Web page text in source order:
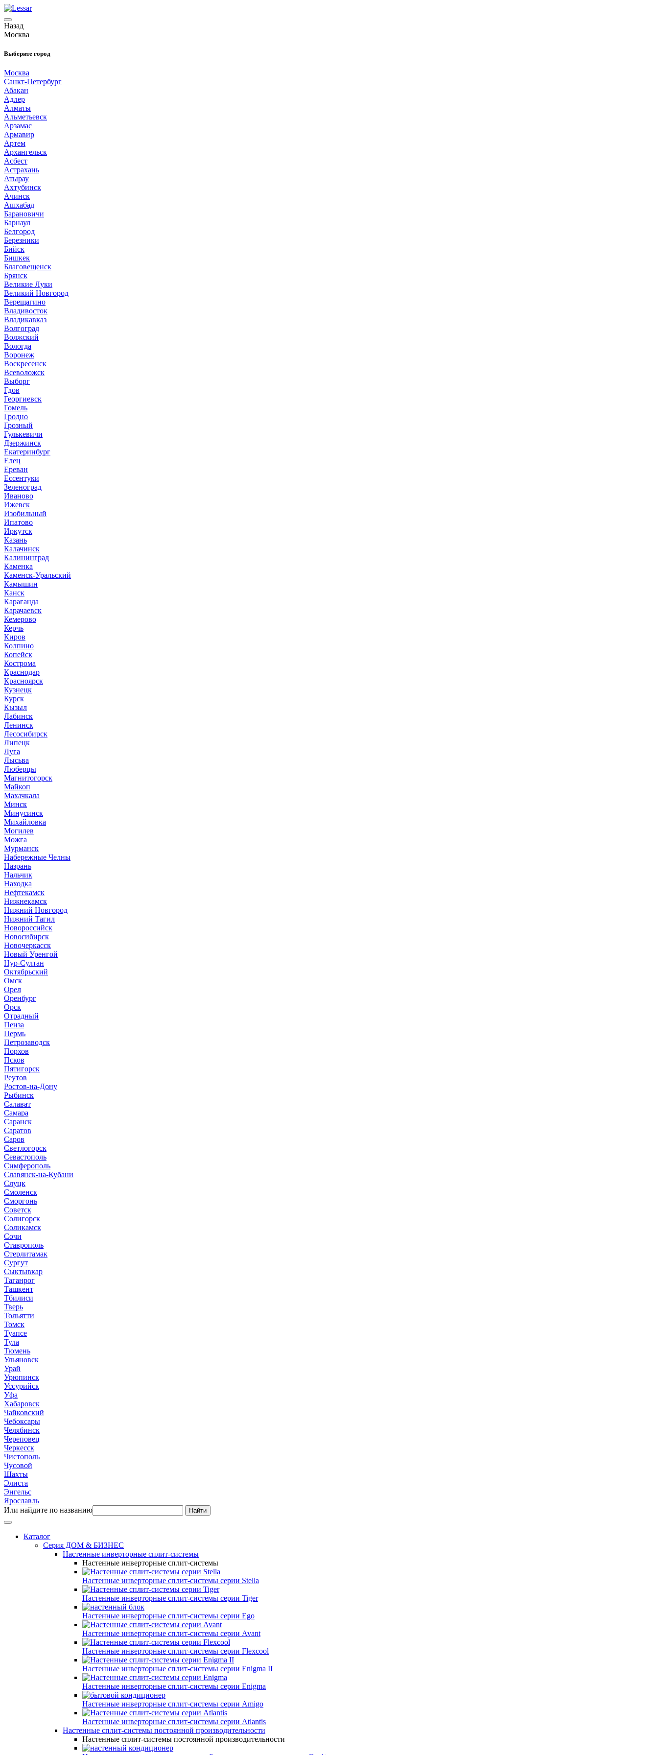
Назад
Москва
Выберите город
Москва
Санкт-Петербург
Абакан
Адлер
Алматы
Альметьевск
Арзамас
Армавир
Артем
Архангельск
Асбест
Астрахань
Атырау
Ахтубинск
Ачинск
Ашхабад
Барановичи
Барнаул
Белгород
Березники
Бийск
Бишкек
Благовещенск
Брянск
Великие Луки
Великий Новгород
Верещагино
Владивосток
Владикавказ
Волгоград
Волжский
Вологда
Воронеж
Воскресенск
Всеволожск
Выборг
Гдов
Георгиевск
Гомель
Гродно
Грозный
Гулькевичи
Дзержинск
Екатеринбург
Елец
Ереван
Ессентуки
Зеленоград
Иваново
Ижевск
Изобильный
Ипатово
Иркутск
Казань
Калачинск
Калининград
Каменка
Каменск-Уральский
Камышин
Канск
Караганда
Карачаевск
Кемерово
Керчь
Киров
Колпино
Копейск
Кострома
Краснодар
Красноярск
Кузнецк
Курск
Кызыл
Лабинск
Ленинск
Лесосибирск
Липецк
Луга
Лысьва
Люберцы
Магнитогорск
Майкоп
Махачкала
Минск
Минусинск
Михайловка
Могилев
Можга
Мурманск
Набережные Челны
Назрань
Нальчик
Находка
Нефтекамск
Нижнекамск
Нижний Новгород
Нижний Тагил
Новороссийск
Новосибирск
Новочеркасск
Новый Уренгой
Нур-Султан
Октябрьский
Омск
Орел
Оренбург
Орск
Отрадный
Пенза
Пермь
Петрозаводск
Порхов
Псков
Пятигорск
Реутов
Ростов-на-Дону
Рыбинск
Салават
Самара
Саранск
Саратов
Саров
Светлогорск
Севастополь
Симферополь
Славянск-на-Кубани
Слуцк
Смоленск
Сморгонь
Советск
Солигорск
Соликамск
Сочи
Ставрополь
Стерлитамак
Сургут
Сыктывкар
Таганрог
Ташкент
Тбилиси
Тверь
Тольятти
Томск
Туапсе
Тула
Тюмень
Ульяновск
Урай
Урюпинск
Уссурийск
Уфа
Хабаровск
Чайковский
Чебоксары
Челябинск
Череповец
Черкесск
Чистополь
Чусовой
Шахты
Элиста
Энгельс
Ярославль
Или найдите по названию
Каталог
Серия ДОМ & БИЗНЕС
Настенные инверторные сплит-системы
Настенные инверторные сплит-системы
Настенные инверторные сплит-системы серии Stella
Настенные инверторные сплит-системы серии Tiger
Настенные инверторные сплит-системы серии Ego
Настенные инверторные сплит-системы серии Avant
Настенные инверторные сплит-системы серии Flexcool
Настенные инверторные сплит-системы серии Enigma II
Настенные инверторные сплит-системы серии Enigma
Настенные инверторные сплит-системы серии Amigo
Настенные инверторные сплит-системы серии Atlantis
Настенные сплит-системы постоянной производительности
Настенные сплит-системы постоянной производительности